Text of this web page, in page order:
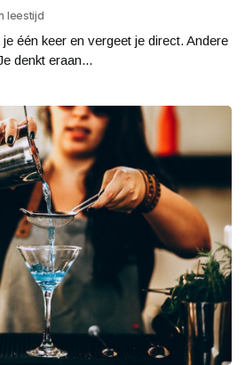
leestijd
één keer en vergeet je direct. Andere
denkt eraan...